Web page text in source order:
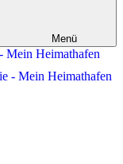
Menü